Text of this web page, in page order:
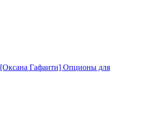
[Оксана Гафаити] Опционы для